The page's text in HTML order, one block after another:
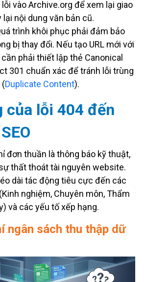
lại nội dung văn bản cũ.
trình khôi phục phải đảm bảo
bị thay đổi. Nếu tạo URL mới với
phải thiết lập thẻ Canonical
301 chuẩn xác để tránh lỗi trùng
(Duplicate Content).
của lỗi 404 đến
đơn thuần là thông báo kỹ thuật,
thất thoát tài nguyên website.
dài tác động tiêu cực đến các
nghiệm, Chuyên môn, Thẩm
và các yếu tố xếp hạng.